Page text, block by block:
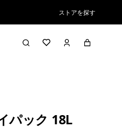
ストアを探す
パック 18L